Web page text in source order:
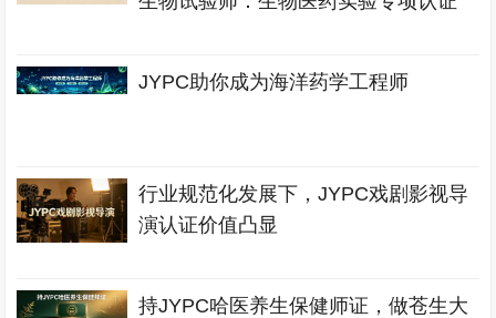
JYPC助你成为海洋药学工程师
行业规范化发展下，JYPC戏剧影视导
演认证价值凸显
持JYPC哈医养生保健师证，做苍生大